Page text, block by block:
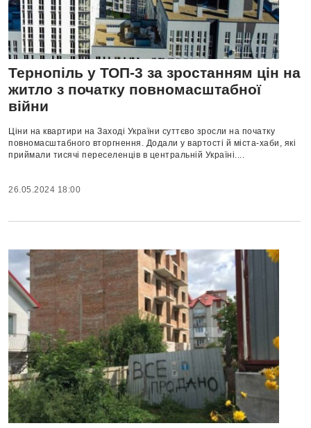
Тернопіль у ТОП-3 за зростанням цін на
житло з початку повномасштабної
війни
Ціни на квартири на Заході України суттєво зросли на початку
повномасштабного вторгнення. Додали у вартості й міста-хаби, які
приймали тисячі переселенців в центральній Україні....
26.05.2024 18:00